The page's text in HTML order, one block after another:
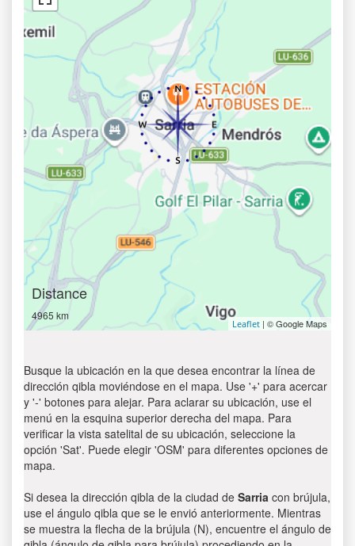
Distance
4965 km
Leaflet | © Google Maps
Busque la ubicación en la que desea encontrar la línea de
dirección qibla moviéndose en el mapa. Use '+' para acercar
y '-' botones para alejar. Para aclarar su ubicación, use el
menú en la esquina superior derecha del mapa. Para
verificar la vista satelital de su ubicación, seleccione la
opción 'Sat'. Puede elegir 'OSM' para diferentes opciones de
mapa.
Si desea la dirección qibla de la ciudad de Sarria con brújula,
use el ángulo qibla que se le envió anteriormente. Mientras
se muestra la flecha de la brújula (N), encuentre el ángulo de